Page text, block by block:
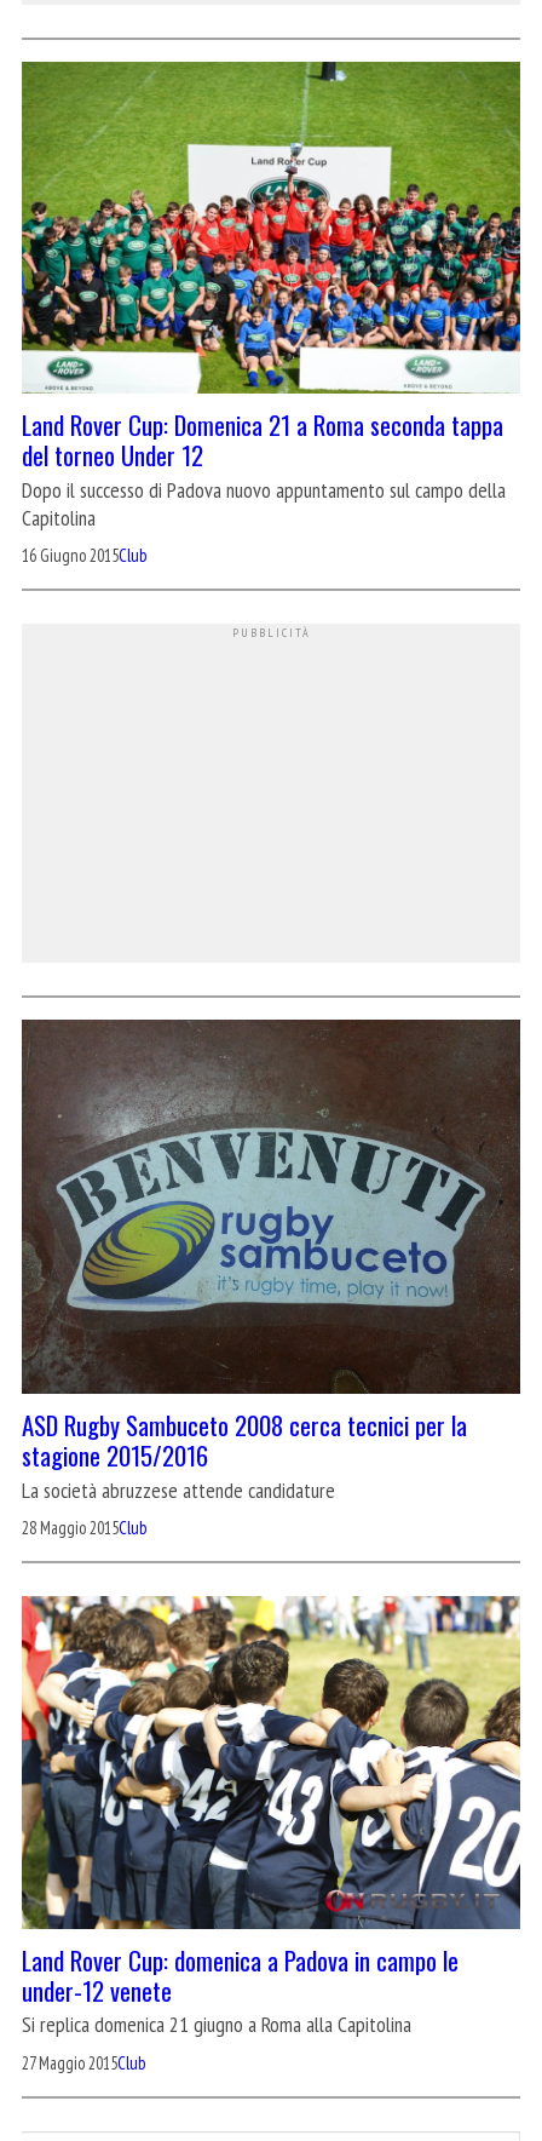
Land Rover Cup: Domenica 21 a Roma seconda tappa
del torneo Under 12
Dopo il successo di Padova nuovo appuntamento sul campo della
Capitolina
16 Giugno 2015Club
ASD Rugby Sambuceto 2008 cerca tecnici per la
stagione 2015/2016
La società abruzzese attende candidature
28 Maggio 2015Club
Land Rover Cup: domenica a Padova in campo le
under-12 venete
Si replica domenica 21 giugno a Roma alla Capitolina
27 Maggio 2015Club